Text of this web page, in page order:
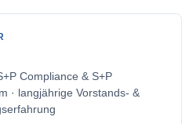
Compliance & S+P
· langjährige Vorstands- &